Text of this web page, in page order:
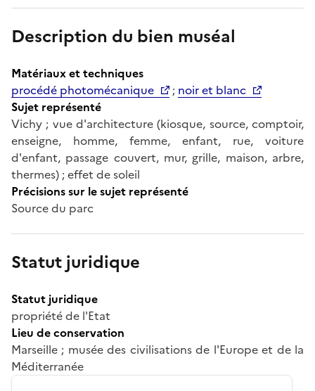
Description du bien muséal
Matériaux et techniques
procédé photomécanique
; noir et blanc
Sujet représenté
Vichy ; vue d'architecture (kiosque, source, comptoir,
enseigne, homme, femme, enfant, rue, voiture
d'enfant, passage couvert, mur, grille, maison, arbre,
thermes) ; effet de soleil
Précisions sur le sujet représenté
Source du parc
Statut juridique
Statut juridique
propriété de l'Etat
Lieu de conservation
Marseille ; musée des civilisations de l'Europe et de la
Méditerranée